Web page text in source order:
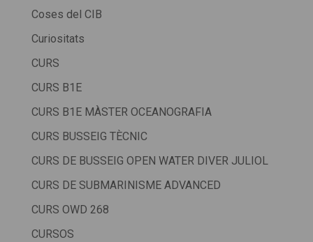
Coses del CIB
Curiositats
CURS
CURS B1E
CURS B1E MÀSTER OCEANOGRAFIA
CURS BUSSEIG TÈCNIC
CURS DE BUSSEIG OPEN WATER DIVER JULIOL
CURS DE SUBMARINISME ADVANCED
CURS OWD 268
CURSOS